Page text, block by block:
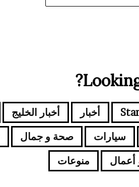
أخبار أخبار الخليج
سيارات صحة و جمال
أعمال منوعات